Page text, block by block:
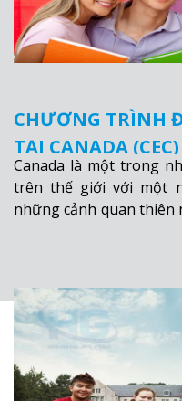
CHƯƠNG TRÌNH
TẠI CANADA (CEC)
Canada là một trong
trên thế giới với một
những cảnh quan thiên